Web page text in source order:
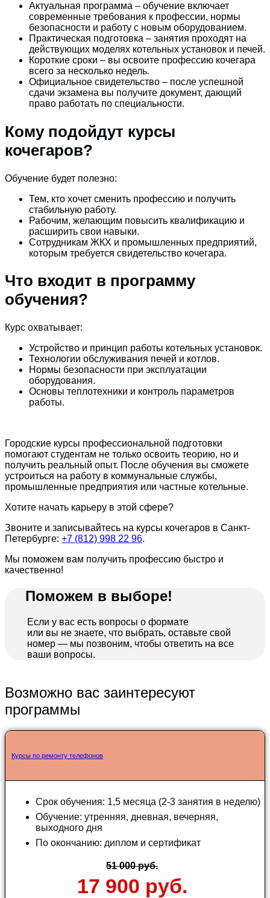
Актуальная программа – обучение включает
современные требования к профессии, нормы
безопасности и работу с новым оборудованием.
Практическая подготовка – занятия проходят на
действующих моделях котельных установок и печей.
Короткие сроки – вы освоите профессию кочегара
всего за несколько недель.
Официальное свидетельство – после успешной
сдачи экзамена вы получите документ, дающий
право работать по специальности.
Кому подойдут курсы
кочегаров?
Обучение будет полезно:
Тем, кто хочет сменить профессию и получить
стабильную работу.
Рабочим, желающим повысить квалификацию и
расширить свои навыки.
Сотрудникам ЖКХ и промышленных предприятий,
которым требуется свидетельство кочегара.
Что входит в программу
обучения?
Курс охватывает:
Устройство и принцип работы котельных установок.
Технологии обслуживания печей и котлов.
Нормы безопасности при эксплуатации
оборудования.
Основы теплотехники и контроль параметров
работы.
Городские курсы профессиональной подготовки
помогают студентам не только освоить теорию, но и
получить реальный опыт. После обучения вы сможете
устроиться на работу в коммунальные службы,
промышленные предприятия или частные котельные.
Хотите начать карьеру в этой сфере?
Звоните и записывайтесь на курсы кочегаров в Санкт-
Петербурге: +7 (812) 998 22 96.
Мы поможем вам получить профессию быстро и
качественно!
Поможем в выборе!
Если у вас есть вопросы о формате
или вы не знаете, что выбрать, оставьте свой
номер — мы позвоним, чтобы ответить на все
ваши вопросы.
Возможно вас заинтересуют
программы
Курсы по ремонту телефонов
Срок обучения: 1,5 месяца (2-3 занятия в неделю)
Обучение: утренняя, дневная, вечерняя,
выходного дня
По окончанию: диплом и сертификат
51 000 руб.
17 900 руб.